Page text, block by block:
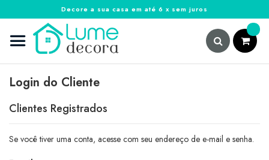
Decore a sua casa em até 6 x sem juros
para
o
Pesquisa
Login do Cliente
Clientes Registrados
Se você tiver uma conta, acesse com seu endereço de e-mail e senha.